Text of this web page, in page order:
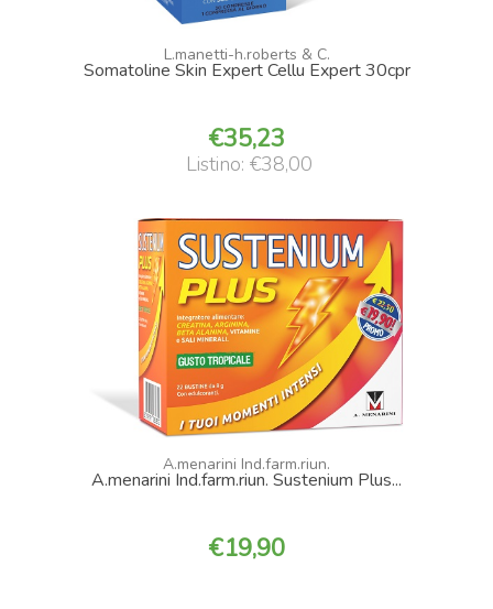
L.manetti-h.roberts & C.
Somatoline Skin Expert Cellu Expert 30cpr
35,23
Listino: €38,00
A.menarini Ind.farm.riun.
A.menarini Ind.farm.riun. Sustenium Plus...
19,90